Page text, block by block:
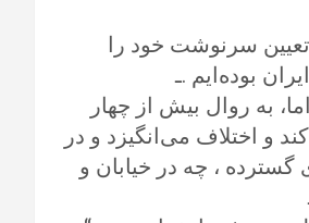
تعیین سرنوشت خود را
بوده‌ایم .ـ
به روال بیش از چهار
و اختلاف می‌انگیزد و در
، چه در خیابان و